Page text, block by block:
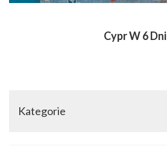
Cypr W 6 Dni
Kategorie